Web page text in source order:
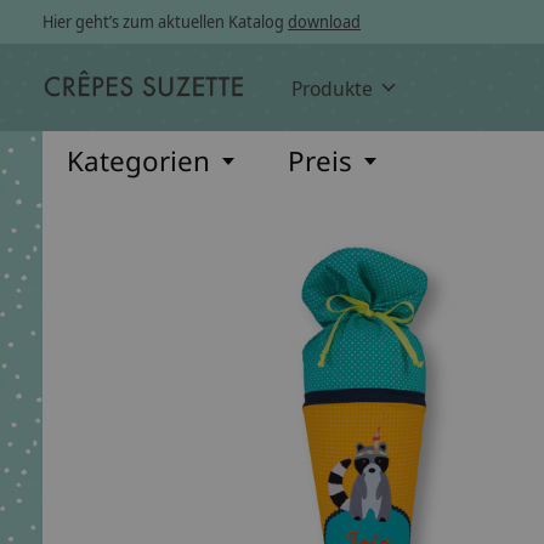
Hier geht’s zum aktuellen Katalog download
Produkte
Kategorien Preis